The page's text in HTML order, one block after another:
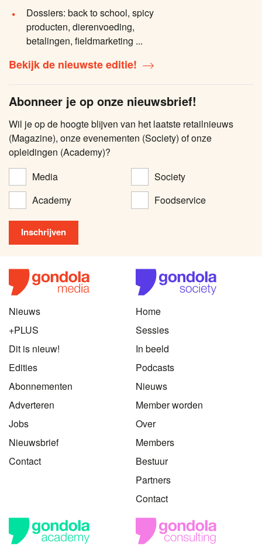
Dossiers: back to school, spicy
producten, dierenvoeding,
betalingen, fieldmarketing ...
Bekijk de nieuwste editie!
Abonneer je op onze nieuwsbrief!
Wil je op de hoogte blijven van het laatste retailnieuws
(Magazine), onze evenementen (Society) of onze
opleidingen (Academy)?
Media
Society
Academy
Foodservice
Nieuws
+PLUS
Dit is nieuw!
Edities
Abonnementen
Adverteren
Jobs
Nieuwsbrief
Contact
Home
Sessies
In beeld
Podcasts
Nieuws
Member worden
Over
Members
Bestuur
Partners
Contact